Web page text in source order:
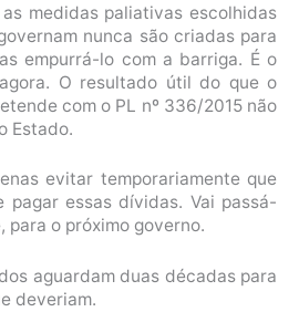
medidas paliativas escolhidas
nunca são criadas para
empurrá-lo com a barriga. É o
O resultado útil do que o
com o PL nº 336/2015 não
Estado.
evitar temporariamente que
pagar essas dívidas. Vai passá-
para o próximo governo.
aguardam duas décadas para
deveriam.